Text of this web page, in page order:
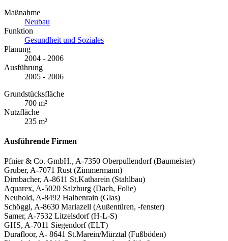
Maßnahme
Neubau
Funktion
Gesundheit und Soziales
Planung
2004 - 2006
Ausführung
2005 - 2006
Grundstücksfläche
700 m²
Nutzfläche
235 m²
Ausführende Firmen
Pfnier & Co. GmbH., A-7350 Oberpullendorf (Baumeister)
Gruber, A-7071 Rust (Zimmermann)
Dirnbacher, A-8611 St.Katharein (Stahlbau)
Aquarex, A-5020 Salzburg (Dach, Folie)
Neuhold, A-8492 Halbenrain (Glas)
Schöggl, A-8630 Mariazell (Außentüren, -fenster)
Samer, A-7532 Litzelsdorf (H-L-S)
GHS, A-7011 Siegendorf (ELT)
Durafloor, A- 8641 St.Marein/Mürztal (Fußböden)